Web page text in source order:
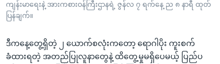
ကျန်းမာရေးနဲ့ အားကစားဝန်ကြီးဌာနရဲ့ ဇွန်လ ၇ ရက်နေ့ ည ၈ နာရီ ထုတ်
ပြန်ချက်။
ဒီကနေ့တွေ့ရှိတဲ့ ၂ ယောက်စလုံးကတော့ ရောဂါပိုး ကူးစက်
ခံထားရတဲ့ အတည်ပြုလူနာတွေနဲ့ ထိတွေ့မှုမရှိပေမယ့် ပြည်ပ